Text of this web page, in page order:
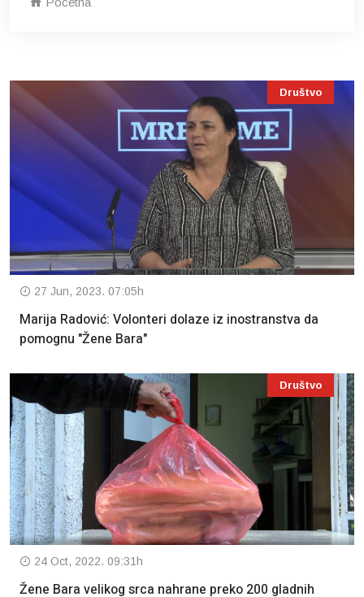
Društvo
27 Jun, 2023. 07:05h
Marija Radović: Volonteri dolaze iz inostranstva da
pomognu "Žene Bara"
Društvo
24 Oct, 2022. 09:31h
Žene Bara velikog srca nahrane preko 200 gladnih